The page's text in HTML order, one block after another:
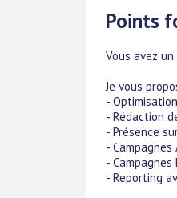
Points
Vous avez
Je vous
-
- Rédaction
- Présence
-
-
- Reporting